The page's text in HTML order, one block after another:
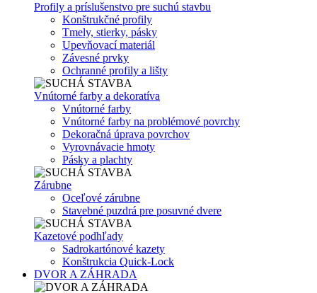
Profily a príslušenstvo pre suchú stavbu
Konštrukčné profily
Tmely, stierky, pásky
Upevňovací materiál
Závesné prvky
Ochranné profily a lišty
Vnútorné farby a dekoratíva
Vnútorné farby
Vnútorné farby na problémové povrchy
Dekoračná úprava povrchov
Vyrovnávacie hmoty
Pásky a plachty
Zárubne
Oceľové zárubne
Stavebné puzdrá pre posuvné dvere
Kazetové podhľady
Sadrokartónové kazety
Konštrukcia Quick-Lock
DVOR A ZÁHRADA